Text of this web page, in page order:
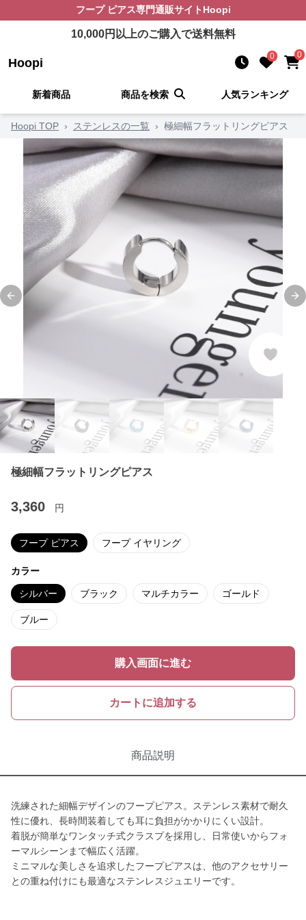
フープ ピアス専門通販サイト Hoopi
10,000円以上のご購入で送料無料
Hoopi 0 0
新着商品 商品を検索 人気ランキング
Hoopi TOP › ステンレスの一覧 › 極細幅フラットリングピアス
Previous slide
極細幅フラットリングピアス
3,360 円
フープ ピアス フープ イヤリング
カラー
シルバー ブラック マルチカラー ゴールド
ブルー
購入画面に進む
カートに追加する
商品説明
洗練された細幅デザインのフープピアス。ステンレス素材で耐久
性に優れ、長時間装着しても耳に負担がかかりにくい設計。
着脱が簡単なワンタッチ式クラスプを採用し、日常使いからフォ
ーマルシーンまで幅広く活躍。
ミニマルな美しさを追求したフープピアスは、他のアクセサリー
との重ね付けにも最適なステンレスジュエリーです。